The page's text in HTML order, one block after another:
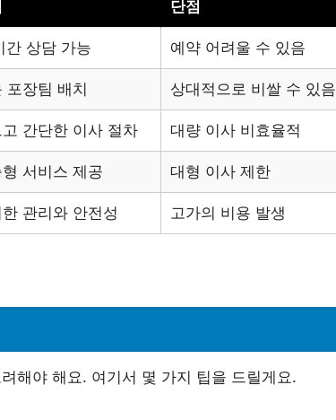
단점
간 상담 가능 예약 어려울 수 있음
포장팀 배치 상대적으로 비쌀 수 있음
고 간단한 이사 절차 대량 이사 비효율적
서비스 제공 대형 이사 제한
관리와 안전성 고가의 비용 발생
해야 해요. 여기서 몇 가지 팁을 드릴게요.